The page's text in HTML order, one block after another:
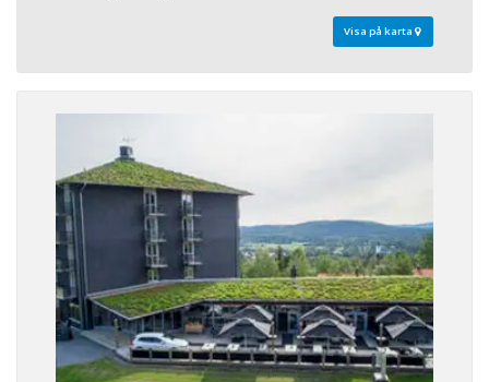
Visa på karta